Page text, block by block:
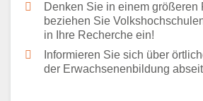
Denken Sie in einem größeren
beziehen Sie
in Ihre Recherche ein!
Informieren Sie sich über
der Erwachsenenbildung